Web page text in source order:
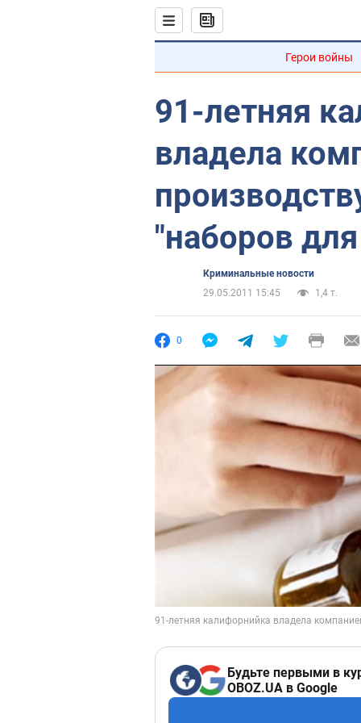
Герои войны
91-летняя
владела
"наборов
Криминальные новости
29.05.2011 15:45
1,4 т.
0
Будьте первыми в
OBOZ.UA в Google